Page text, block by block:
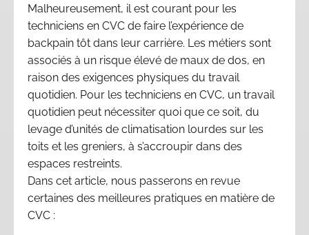
Malheureusement, il est courant pour les
techniciens en CVC de faire l’expérience de
backpain tôt dans leur carrière. Les métiers sont
associés à un risque élevé de maux de dos, en
raison des exigences physiques du travail
quotidien. Pour les techniciens en CVC, un travail
quotidien peut nécessiter quoi que ce soit, du
levage d’unités de climatisation lourdes sur les
toits et les greniers, à s’accroupir dans des
espaces restreints.
Dans cet article, nous passerons en revue
certaines des meilleures pratiques en matière de
CVC :